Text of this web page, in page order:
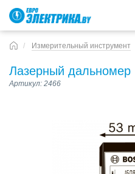
Измерительный инструмент
Лазерный дальномер
Артикул: 2466